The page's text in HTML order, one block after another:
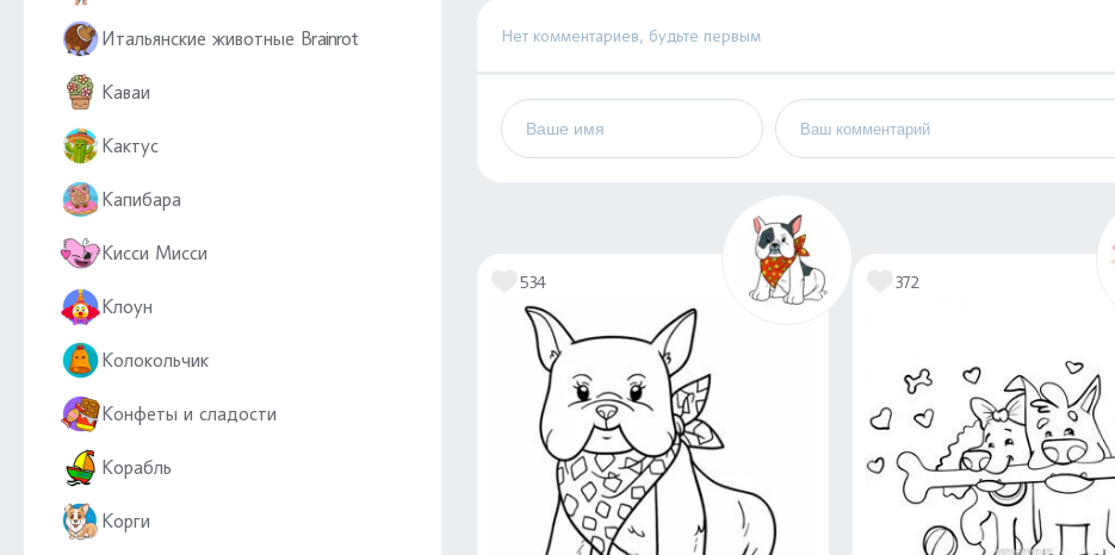
Итальянские животные Brainrot
Каваи
Кактус
Капибара
Кисси Мисси
Клоун
Колокольчик
Конфеты и сладости
Корабль
Корги
Нет комментариев, будьте первым
534 372